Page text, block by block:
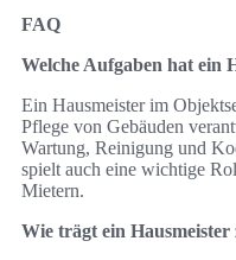
FAQ
Welche Aufgaben hat ein
Ein Hausmeister im
Pflege von Gebäuden
Wartung, Reinigung und
spielt auch eine wichtige
Mietern.
Wie trägt ein